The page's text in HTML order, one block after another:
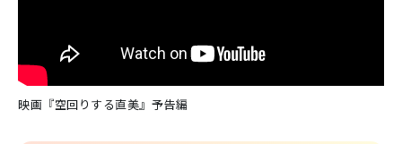
映画『空回りする直美』予告編